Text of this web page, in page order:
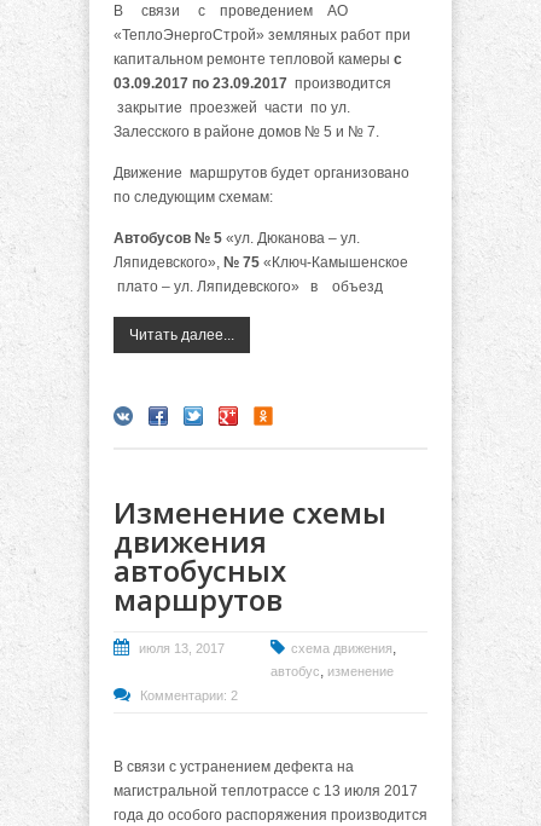
В связи с проведением АО
«ТеплоЭнергоСтрой» земляных работ при
капитальном ремонте тепловой камеры с
03.09.2017 по 23.09.2017 производится
закрытие проезжей части по ул.
Залесского в районе домов № 5 и № 7.
Движение маршрутов будет организовано
по следующим схемам:
Автобусов № 5 «ул. Дюканова – ул.
Ляпидевского», № 75 «Ключ-Камышенское
плато – ул. Ляпидевского» в объезд
Читать далее...
Изменение схемы
движения
автобусных
маршрутов
июля 13, 2017 схема движения,
автобус, изменение
Комментарии: 2
В связи с устранением дефекта на
магистральной теплотрассе с 13 июля 2017
года до особого распоряжения производится